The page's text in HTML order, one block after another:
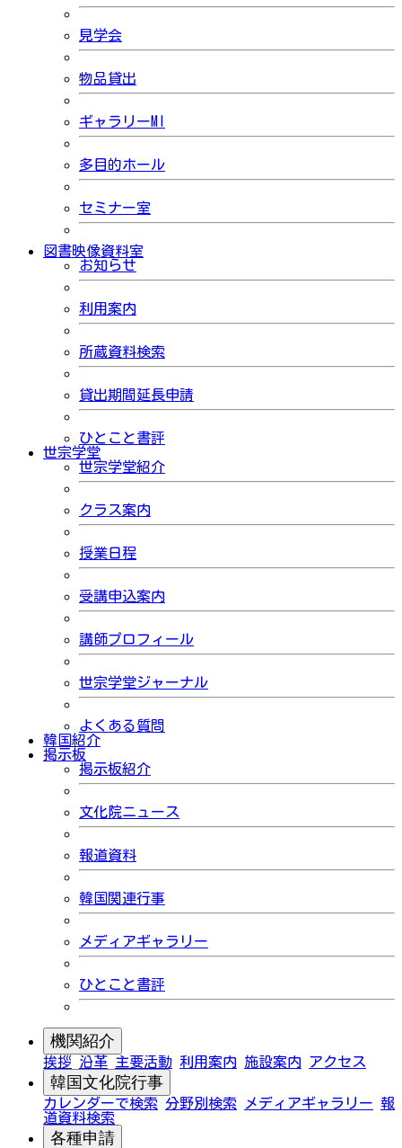
見学会
物品貸出
ギャラリーMI
多目的ホール
セミナー室
図書映像資料室
お知らせ
利用案内
所蔵資料検索
貸出期間延長申請
ひとこと書評
世宗学堂
世宗学堂紹介
クラス案内
授業日程
受講申込案内
講師プロフィール
世宗学堂ジャーナル
よくある質問
韓国紹介
掲示板
掲示板紹介
文化院ニュース
報道資料
韓国関連行事
メディアギャラリー
ひとこと書評
機関紹介
挨拶 沿革 主要活動 利用案内 施設案内 アクセス
韓国文化院行事
カレンダーで検索 分野別検索 メディアギャラリー 報
道資料検索
各種申請